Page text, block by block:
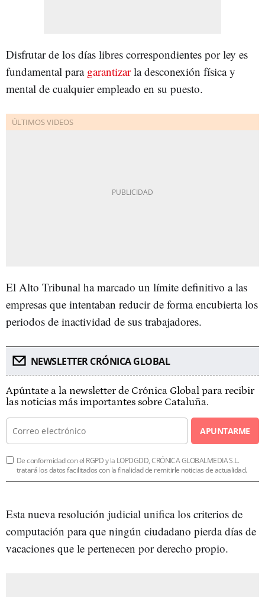
Disfrutar de los días libres correspondientes por ley es
fundamental para garantizarla desconexión física y
mental de cualquier empleado en su puesto.
El Alto Tribunal ha marcado un límite definitivo a las
empresas que intentaban reducir de forma encubierta los
periodos de inactividad de sus trabajadores.
NEWSLETTER CRÓNICA GLOBAL
Apúntate a la newsletter de Crónica Global para recibir
las noticias más importantes sobre Cataluña.
APUNTARME
De conformidad con el RGPD y la LOPDGDD, CRÓNICA GLOBALMEDIA S.L.
tratará los datos facilitados con la finalidad de remitirle noticias de actualidad.
Esta nueva resolución judicial unifica los criterios de
computación para que ningún ciudadano pierda días de
vacaciones que le pertenecen por derecho propio.